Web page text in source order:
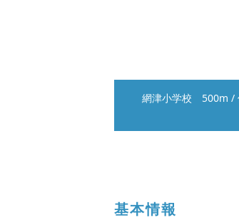
網津小学校 500m /
基本情報